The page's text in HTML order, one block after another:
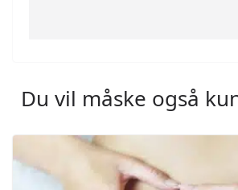
Du vil måske også